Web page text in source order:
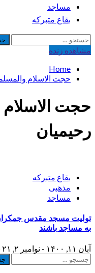
مساجد
بقاع متبرکه
جستجو
برای:
مشاهده‌ زنده
Home
حجت الاسلام
حجت
رحیمیان
بقاع متبرکه
مذهبی
مساجد
تولیت مسجد مقدس
به مساجد باشند
آبان ۱۱, ۱۴۰۰ - نوامبر ۲, ۲۰۲۱
جستجو